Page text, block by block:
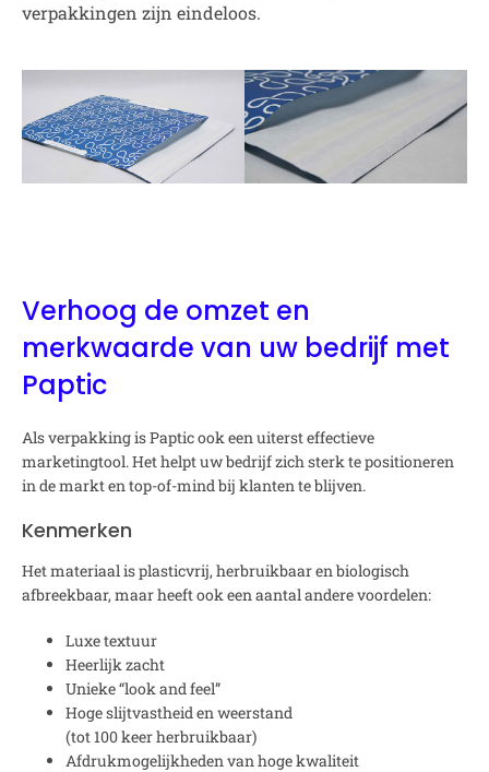
verpakkingen zijn eindeloos.
Verhoog de omzet en
merkwaarde van uw bedrijf met
Paptic
Als verpakking is Paptic ook een uiterst effectieve
marketingtool. Het helpt uw bedrijf zich sterk te positioneren
in de markt en top-of-mind bij klanten te blijven.
Kenmerken
Het materiaal is plasticvrij, herbruikbaar en biologisch
afbreekbaar, maar heeft ook een aantal andere voordelen:
Luxe textuur
Heerlijk zacht
Unieke “look and feel”
Hoge slijtvastheid en weerstand
(tot 100 keer herbruikbaar)
Afdrukmogelijkheden van hoge kwaliteit